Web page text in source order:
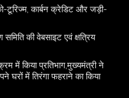
टूरिज्म, कार्बन क्रेडिट और जड़ी-
की वेबसाइट एवं क्षत्रिय
में किया प्रतिभाग,मुख्यमंत्री ने
घरों में तिरंगा फहराने का किया